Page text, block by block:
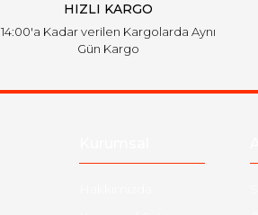
HIZLI KARGO
14:00'a Kadar verilen Kargolarda Aynı
Gün Kargo